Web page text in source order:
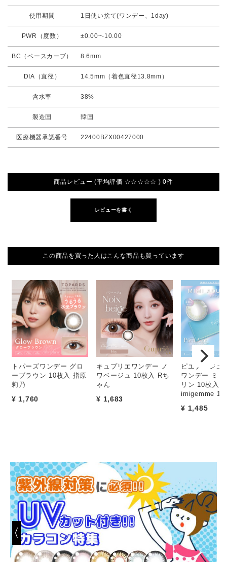
使用期間 1日使い捨て(ワンデー、1day)
PWR（度数） ±0.00~-10.00
BC（ベースカーブ） 8.6mm
DIA（直径） 14.5mm（着色直径13.8mm）
含水率 38%
製造国 韓国
医療機器承認番号 22400BZX00427000
商品レビュー (平均評価 ☆☆☆☆☆ ) 0件
レビューを書く
この商品を買った人はこんな商品も買っています
トパーズワンデー グロ
ーブラウン 10枚入 指原
莉乃
¥ 1,760
キュプリエワンデー ノ
ワベージュ 10枚入 Rち
ゃん
¥ 1,683
ピエナージュ
ワンデー ミミ
リン 10枚入
imigemme
¥ 1,485